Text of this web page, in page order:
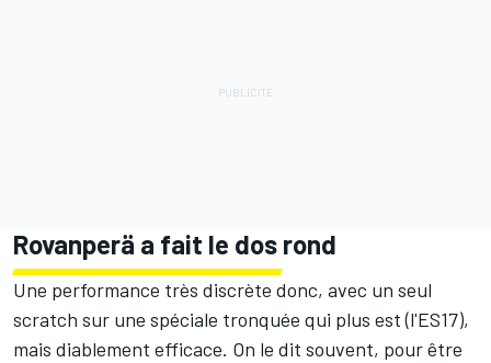
Rovanperä a fait le dos rond
Une performance très discrète donc, avec un seul
scratch sur une spéciale tronquée qui plus est (l'ES17),
mais diablement efficace. On le dit souvent, pour être